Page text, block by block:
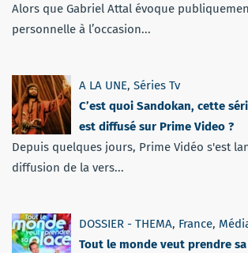
Alors que Gabriel Attal évoque
personnelle à l’occasion...
A LA UNE, Séries Tv
C’est quoi Sandokan, cette
est diffusé sur Prime Video ?
Depuis quelques jours, Prime Vidéo s'est
diffusion de la vers...
DOSSIER - THEMA, France,
Tout le monde veut prendre